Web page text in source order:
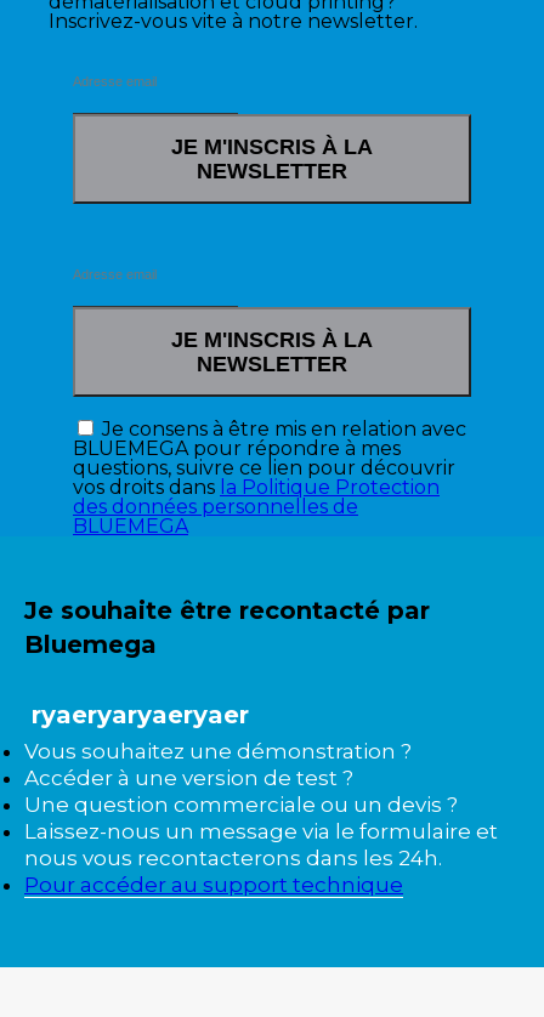
Inscrivez-vous vite à notre newsletter.
JE M'INSCRIS À LA
NEWSLETTER
JE M'INSCRIS À LA
NEWSLETTER
Je consens à être mis en relation avec
BLUEMEGA pour répondre à mes
questions, suivre ce lien pour découvrir
vos droits dans la Politique Protection
des données personnelles de
BLUEMEGA
Je souhaite être recontacté par
Bluemega
ryaeryaryaeryaer
Vous souhaitez une démonstration ?
Accéder à une version de test ?
Une question commerciale ou un devis ?
Laissez-nous un message via le formulaire et
nous vous recontacterons dans les 24h.
Pour accéder au support technique